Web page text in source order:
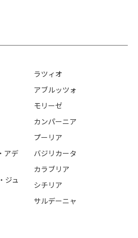
アデ
ジュ
ラツィオ
アブルッツォ
モリーゼ
カンパーニア
プーリア
バジリカータ
カラブリア
シチリア
サルデーニャ